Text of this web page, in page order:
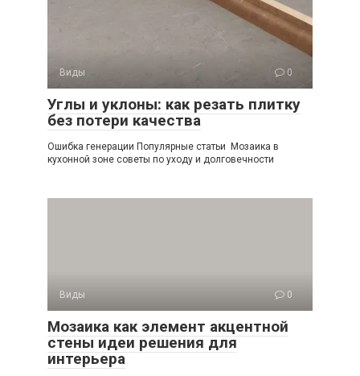
Виды 0
Углы и уклоны: как резать плитку
без потери качества
Ошибка генерации Популярные статьи Мозаика в
кухонной зоне советы по уходу и долговечности
Виды 0
Мозаика как элемент акцентной
стены идеи решения для
интерьера